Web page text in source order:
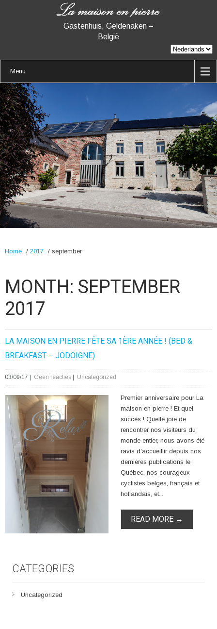
Gastenhuis, Geldenaken –
België
Menu
Home / 2017 / september
MONTH: SEPTEMBER
2017
LA MAISON EN PIERRE FÊTE SA 1ÈRE ANNÉE ! (BED &
BREAKFAST – JODOIGNE)
03/09/17 Geen reacties Uncategorized
Premier anniversaire pour La
maison en pierre ! Et quel
succès ! Quelle joie de
rencontrer nos visiteurs du
monde entier, nous avons été
ravis d'accueillir depuis nos
dernières publications le
Québec, nos courageux
cyclistes belges, français et
hollandais, et...
READ MORE →
CATEGORIES
Uncategorized